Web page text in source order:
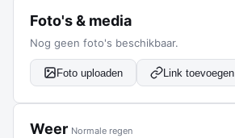
Foto's & media
Nog geen foto's beschikbaar.
Foto uploaden Link toevoegen
Weer Normale regen